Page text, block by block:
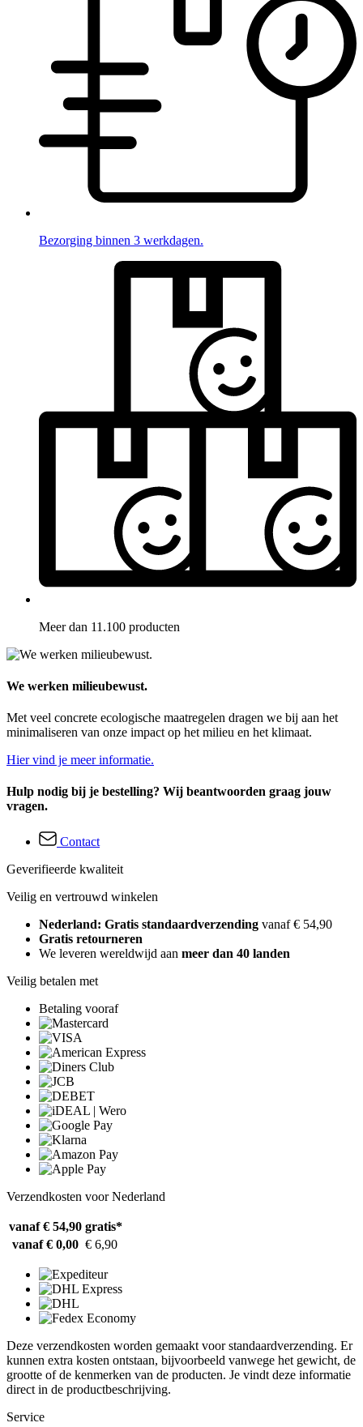
Bezorging binnen 3 werkdagen.
Meer dan 11.100 producten
We werken milieubewust.
Met veel concrete ecologische maatregelen dragen we bij aan het
minimaliseren van onze impact op het milieu en het klimaat.
Hier vind je meer informatie.
Hulp nodig bij je bestelling? Wij beantwoorden graag jouw
vragen.
Contact
Geverifieerde kwaliteit
Veilig en vertrouwd winkelen
Nederland: Gratis standaardverzending vanaf € 54,90
Gratis retourneren
We leveren wereldwijd aan meer dan 40 landen
Veilig betalen met
Betaling vooraf
Verzendkosten voor Nederland
vanaf € 54,90 gratis*
vanaf € 0,00 € 6,90
Deze verzendkosten worden gemaakt voor standaardverzending. Er
kunnen extra kosten ontstaan, bijvoorbeeld vanwege het gewicht, de
grootte of de kenmerken van de producten. Je vindt deze informatie
direct in de productbeschrijving.
Service